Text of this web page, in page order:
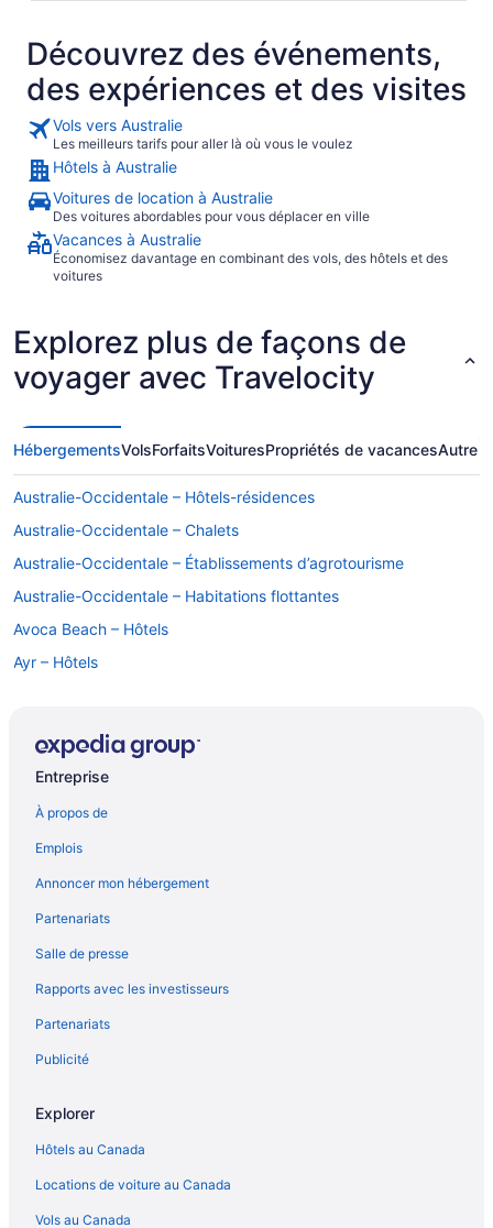
Découvrez des événements,
des expériences et des visites
Vols vers Australie
Les meilleurs tarifs pour aller là où vous le voulez
Hôtels à Australie
Voitures de location à Australie
Des voitures abordables pour vous déplacer en ville
Vacances à Australie
Économisez davantage en combinant des vols, des hôtels et des
voitures
Explorez plus de façons de
voyager avec Travelocity
HébergementsVolsForfaitsVoituresPropriétés de vacancesAutre
Australie-Occidentale – Hôtels-résidences
Australie-Occidentale – Chalets
Australie-Occidentale – Établissements d’agrotourisme
Australie-Occidentale – Habitations flottantes
Avoca Beach – Hôtels
Ayr – Hôtels
Bathurst – Motels
Bothwell – Hôtels
Browns Plains – Hôtels
Casino – Hôtels
Chillagoe – Hôtels
Craiglie – Hôtels
Drysdale – Hôtels
Dululu – Hôtels
Eureka – Auberges de jeunesse
Geelong – Hôtels-résidences
Geelong – Condos
Geelong – Appartements
Geelong – Auberges de jeunesse
Entreprise
À propos de
Emplois
Annoncer mon hébergement
Partenariats
Salle de presse
Rapports avec les investisseurs
Partenariats
Publicité
Explorer
Hôtels au Canada
Locations de voiture au Canada
Vols au Canada